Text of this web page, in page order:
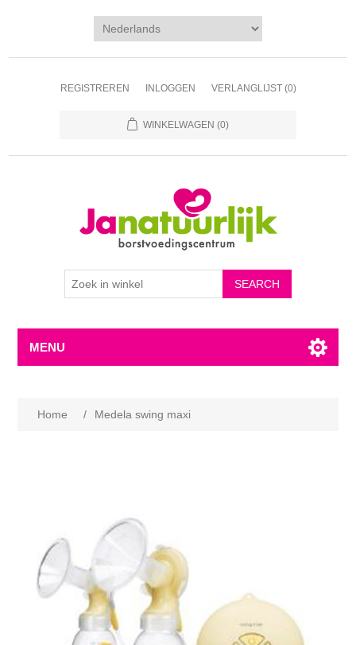
REGISTREREN INLOGGEN VERLANGLIJST (0)
WINKELWAGEN (0)
MENU
Home / Medela swing maxi